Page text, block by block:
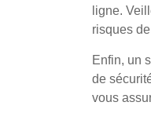
ligne.
risques
Enfin, un
de
vous